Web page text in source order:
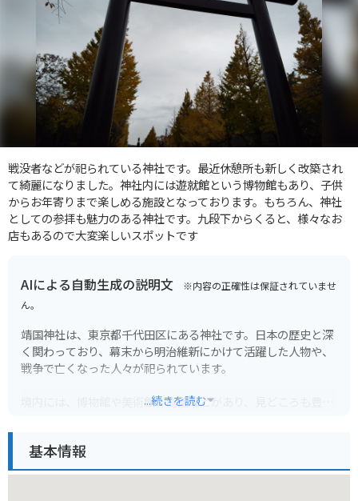
戦没者などが祀られている神社です。最近休憩所も新しく改築され
て綺麗になりました。神社内には遊就館という博物館もあり、子供
からお年寄りまで楽しめる施設となっております。もちろん、神社
としての参拝も魅力のある神社です。九段下からくると、様々なお
店もあるので大変楽しいスポットです
AIによる自動生成の説明文 ※内容の正確性は保証されていませ
ん。
靖国神社は、東京都千代田区にある神社です。日本の歴史と深
く関わっており、幕末から明治維新にかけて活躍した人物や、
戦争で亡くなった人々が祀られています。
境内には、博物館や美術館、庭園などがあり、見どころも豊富
バイクで行く場合は、周辺に駐車場はありますが、靖国神社の
...続きを読む
基本情報